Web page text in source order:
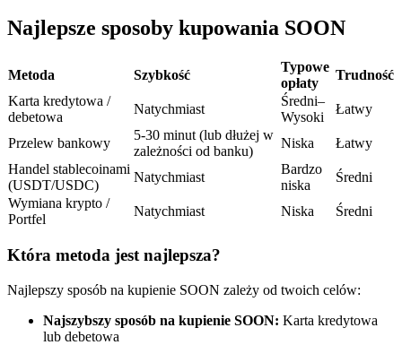
Kopiowanie Transakcji
Dołącz do najlepszych traderów
Najlepsze sposoby kupowania SOON
Metoda Szybkość
Typowe
opłaty
Trudność
Karta kredytowa /
debetowa
Natychmiast
Średni–
Wysoki
Łatwy
Przelew bankowy
5-30 minut (lub dłużej w
zależności od banku)
Niska
Łatwy
Handel stablecoinami
(USDT/USDC)
Natychmiast
Bardzo
niska
Średni
Wymiana krypto /
Portfel
Natychmiast Niska Średni
Która metoda jest najlepsza?
Najlepszy sposób na kupienie SOON zależy od twoich celów:
Najszybszy sposób na kupienie SOON: Karta kredytowa
lub debetowa